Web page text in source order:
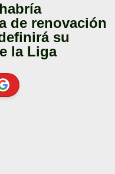
de renovación
su
la Liga